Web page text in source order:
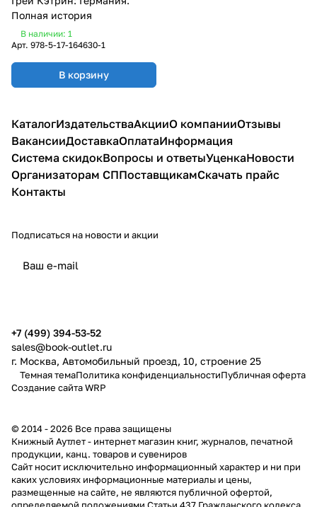
Полная история
В наличии: 1
Арт. 978-5-17-164630-1
В корзину
КаталогИздательстваАкцииО компанииОтзывы
ВакансииДоставкаОплатаИнформация
Система скидокВопросы и ответыУценкаНовости
Организаторам СППоставщикамСкачать прайс
Контакты
Подписаться на новости и акции
+7 (499) 394-53-52
sales@book-outlet.ru
г. Москва, Автомобильный проезд, 10, строение 25
Темная темаПолитика конфиденциальностиПубличная оферта
Создание сайтаWRP
© 2014 - 2026 Все права защищены
Книжный Аутлет - интернет магазин книг, журналов, печатной
продукции, канц. товаров и сувениров
Cайт носит исключительно информационный характер и ни при
каких условиях информационные материалы и цены,
размещенные на сайте, не являются публичной офертой,